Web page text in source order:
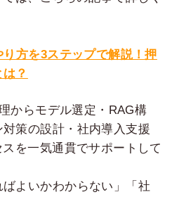
方を3ステップで解説！押
？
からモデル選定・RAG構
策の設計・社内導入支援
を一気通貫でサポートして
ばよいかわからない」「社